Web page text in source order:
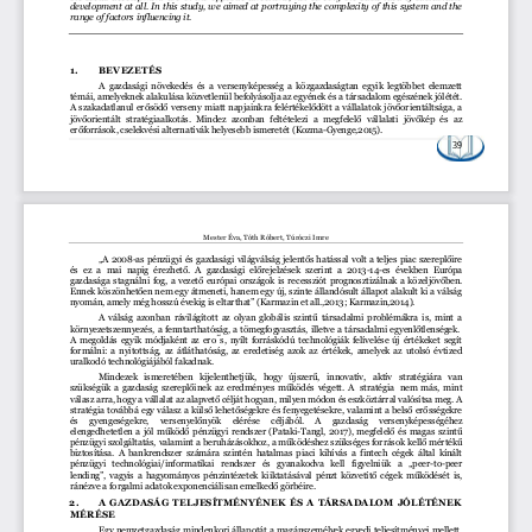
39
development  at all.  In  this  study,  we  aimed  at  portraying  the  complexity  of  this  system  and  the
range of factors influencing it.
1.
BEVEZETÉS
A  gazdasági  növekedés  és  a  versenyképesség  a  közgazdaságtan  egyik  legtöbbet  elemzett
témái, amelyeknek alakulása közvetlenül befolyásolja az egyének és a társadalom egészének jólétét.
A szakadatlanul erősödő verseny miatt napjainkra felértékelődött a vállalatok jövőorientáltsága, a
jövőorientált  stratégiaalkotás.  Mindez  azonban  feltételezi  a  megfelelő  vállalati  jövőkép  és  az
erőforrások, cselekvési alternatívák helyesebb ismeretét (Kozma-Gyenge,2015).
Mester Éva, Tóth Róbert, Túróczi Imre
„A 2008-as pénzügyi és gazdasági világválság jelentős hatással volt a teljes piac szereplőire
és  ez  a  mai  napig  érezhető.  A  gazdasági  előrejelzések  szerint  a  2013-14-es  években  Európa
gazdasága stagnálni fog, a vezető európai országok is recessziót prognosztizálnak a közeljövőben.
Ennek köszönhetően nem egy átmeneti, hanem egy új, szinte állandósult állapot alakult ki a válság
nyomán, amely még hosszú évekig is eltarthat” (Karmazin et all.,2013; Karmazin,2014).
A  válság  azonban  rávilágított az olyan globális szintű társadalmi problémákra is, mint a
környezetszennyezés, a fenntarthatóság, a tömegfogyasztás, illetve a társadalmi egyenlőtlenségek.
A  megoldás  egyik  módjaként  az  erős,  nyílt  forráskódú  technológiák  felívelése  új  értékeket  segít
formálni:  a  nyitottság,  az  átláthatóság,  az  eredetiség  azok  az  értékek,  amelyek  az  utolsó  évtized
uralkodó technológiájából fakadnak.
Mindezek  ismeretében  kijelenthetjük,  hogy  újszerű,  innovatív,  aktív  stratégiára  van
szükségük a gazdaság szereplőinek az eredményes működés végett. A stratégia nem  más,  mint
válasz arra, hogy a vállalat az alapvető célját hogyan, milyen módon és eszköztárral valósítsa meg. A
stratégia továbbá egy válasz a külső lehetőségekre és fenyegetésekre, valamint a belső erősségekre
és
gyengeségekre,  versenyelőnyök  elérése  céljából.  A  gazdaság  versenyképességéhez
elengedhetetlen a jól működő pénzügyi rendszer (Pataki-Tangl, 2017), megfelelő és magas szintű
pénzügyi szolgáltatás, valamint a beruházásokhoz, a működéshez szükséges források kellő mértékű
biztosítása.  A  bankrendszer  számára  szintén  hatalmas  piaci  kihívás  a  fintech  cégek  által  kínált
pénzügyi  technológiai/informatikai  rendszer  és  gyanakodva  kell  figyelniük  a  „peer-to-peer
lending”, vagyis a hagyományos pénzintézetek kiiktatásával pénzt közvetítő cégek működését is,
ránézve a forgalmi adatok exponenciálisan emelkedő görbéire.
2.
A  GAZDASÁG  TELJESÍTMÉNYÉNEK  ÉS  A  TÁRSADALOM  JÓLÉTÉNEK
MÉRÉSE
Egy nemzetgazdaság mindenkori állapotát a magánszemélyek egyedi teljesítményei mellett,